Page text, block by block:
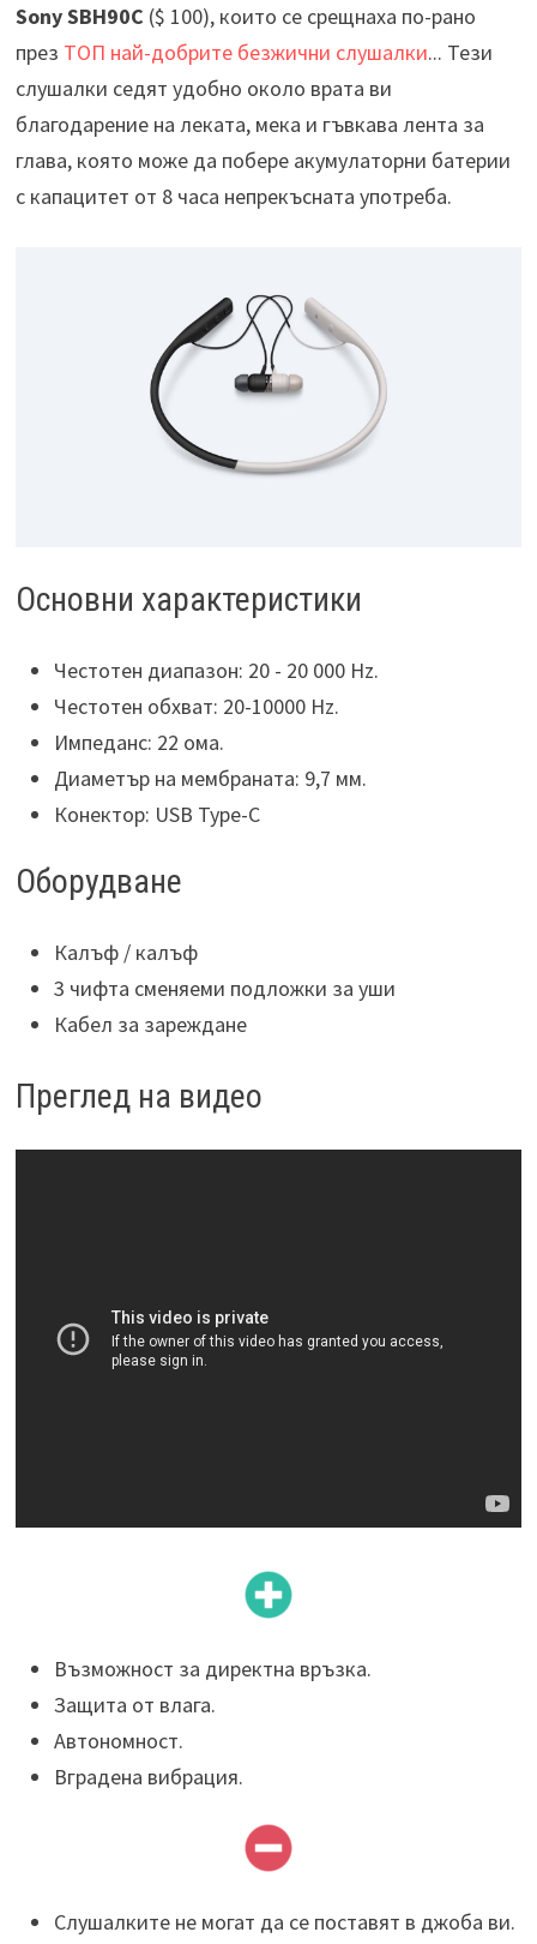
Sony SBH90C ($ 100), които се срещнаха по-рано
през ТОП най-добрите безжични слушалки... Тези
слушалки седят удобно около врата ви
благодарение на леката, мека и гъвкава лента за
глава, която може да побере акумулаторни батерии
с капацитет от 8 часа непрекъсната употреба.
Основни характеристики
Честотен диапазон: 20 - 20 000 Hz.
Честотен обхват: 20-10000 Hz.
Импеданс: 22 ома.
Диаметър на мембраната: 9,7 мм.
Конектор: USB Type-C
Оборудване
Калъф / калъф
3 чифта сменяеми подложки за уши
Кабел за зареждане
Преглед на видео
Възможност за директна връзка.
Защита от влага.
Автономност.
Вградена вибрация.
Слушалките не могат да се поставят в джоба ви.